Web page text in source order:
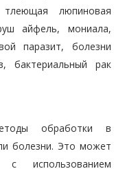
люпиновая
айфель, мониала,
паразит, болезни
бактериальный рак
обработки в
болезни. Это может
использованием